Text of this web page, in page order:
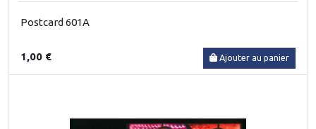
Postcard 601A
1,00 € Ajouter au panier